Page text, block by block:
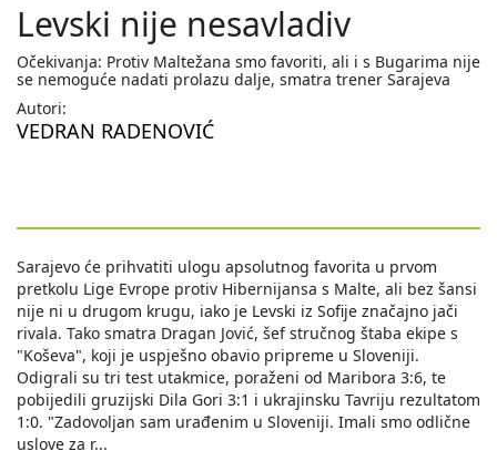
Levski nije nesavladiv
Očekivanja: Protiv Maltežana smo favoriti, ali i s Bugarima nije
se nemoguće nadati prolazu dalje, smatra trener Sarajeva
Autori:
VEDRAN RADENOVIĆ
Sarajevo će prihvatiti ulogu apsolutnog favorita u prvom
pretkolu Lige Evrope protiv Hibernijansa s Malte, ali bez šansi
nije ni u drugom krugu, iako je Levski iz Sofije značajno jači
rivala. Tako smatra Dragan Jović, šef stručnog štaba ekipe s
"Koševa", koji je uspješno obavio pripreme u Sloveniji.
Odigrali su tri test utakmice, poraženi od Maribora 3:6, te
pobijedili gruzijski Dila Gori 3:1 i ukrajinsku Tavriju rezultatom
1:0. "Zadovoljan sam urađenim u Sloveniji. Imali smo odlične
uslove za r...